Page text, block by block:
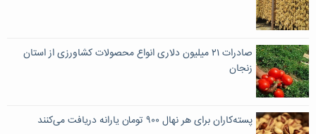
صادرات ۲۱ میلیون دلاری انواع محصولات کشاورزی از استان
زنجان
پسته‌کاران برای هر نهال ۹۰۰ تومان یارانه دریافت می‌کنند